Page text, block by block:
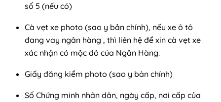
số 5 (nếu có)
Cà vẹt xe photo (sao y bản chính), nếu xe ô tô
đang vay ngân hàng , thì liên hệ để xin cà vẹt xe
xác nhận có mộc đỏ của Ngân Hàng.
Giấy đăng kiểm photo (sao y bản chính)
Số Chứng minh nhân dân, ngày cấp, nơi cấp của